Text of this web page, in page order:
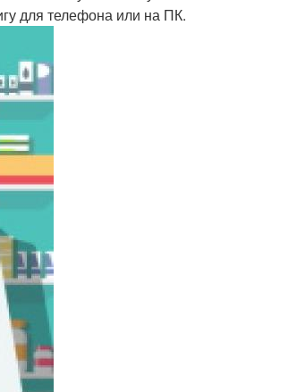
для телефона или на ПК.